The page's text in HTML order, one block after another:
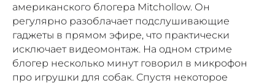
американского блогера Mitchollow. Он
регулярно разоблачает подслушивающие
гаджеты в прямом эфире, что практически
исключает видеомонтаж. На одном стриме
блогер несколько минут говорил в микрофон
про игрушки для собак. Спустя некоторое